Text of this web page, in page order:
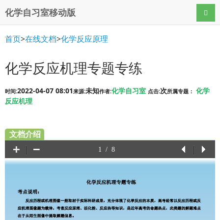
化学自习室移动版 导航
首页>在线文档>化学反应原理
化学反应机理专题专练
时间:2022-04-07 08:01来源:未知作者:化学自习室 点击:次所属专题： 化学
反应机理
文档介绍